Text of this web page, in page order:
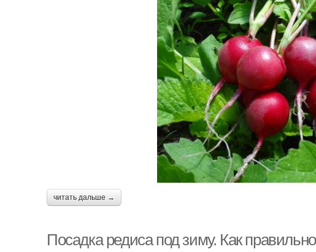
читать дальше →
Посадка редиса под зиму. Как